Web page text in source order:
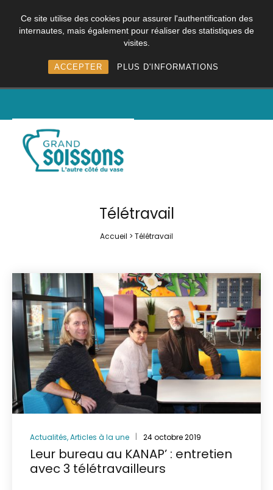
Ce site utilise des cookies pour assurer l'authentification des
internautes, mais également pour réaliser des statistiques de
visites.
ACCEPTER PLUS D'INFORMATIONS
Télétravail
Accueil > Télétravail
Actualités,Articles à la une 24 octobre 2019
Leur bureau au KANAP’ : entretien
avec 3 télétravailleurs